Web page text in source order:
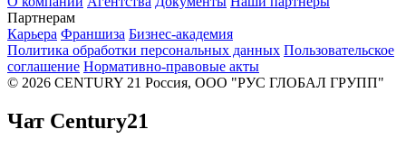
Партнерам
Карьера Франшиза Бизнес-академия
Политика обработки персональных данных Пользовательское
соглашение Нормативно-правовые акты
© 2026 CENTURY 21 Россия, ООО "РУС ГЛОБАЛ ГРУПП"
Чат Century21